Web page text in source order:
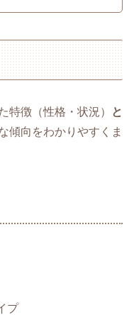
特徴（性格・状況）
と
傾向をわかりやすくま
プ